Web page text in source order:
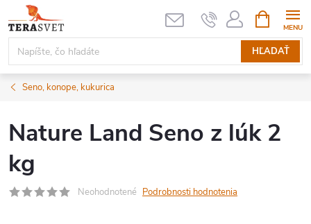
na
obsah
HĽADAŤ
KOŠÍK
Seno, konope, kukurica
Nature Land Seno z lúk 2
kg
Neohodnotené Podrobnosti hodnotenia